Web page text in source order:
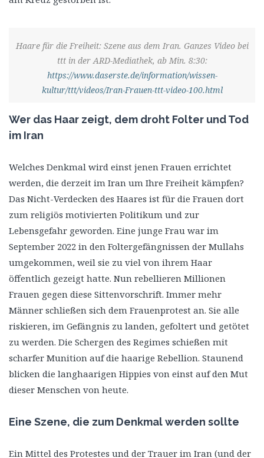
Haare für die Freiheit: Szene aus dem Iran. Ganzes Video bei
ttt in der ARD-Mediathek, ab Min. 8:30:
https://www.daserste.de/information/wissen-
kultur/ttt/videos/Iran-Frauen-ttt-video-100.html
Wer das Haar zeigt, dem droht Folter und Tod
im Iran
Welches Denkmal wird einst jenen Frauen errichtet
werden, die derzeit im Iran um Ihre Freiheit kämpfen?
Das Nicht-Verdecken des Haares ist für die Frauen dort
zum religiös motivierten Politikum und zur
Lebensgefahr geworden. Eine junge Frau war im
September 2022 in den Foltergefängnissen der Mullahs
umgekommen, weil sie zu viel von ihrem Haar
öffentlich gezeigt hatte. Nun rebellieren Millionen
Frauen gegen diese Sittenvorschrift. Immer mehr
Männer schließen sich dem Frauenprotest an. Sie alle
riskieren, im Gefängnis zu landen, gefoltert und getötet
zu werden. Die Schergen des Regimes schießen mit
scharfer Munition auf die haarige Rebellion. Staunend
blicken die langhaarigen Hippies von einst auf den Mut
dieser Menschen von heute.
Eine Szene, die zum Denkmal werden sollte
Ein Mittel des Protestes und der Trauer im Iran (und der